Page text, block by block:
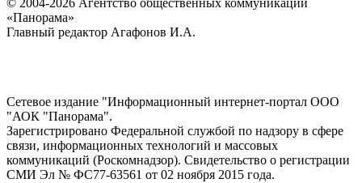
© 2004-2026 Агентство общественных коммуникаций
«Панорама»
Главный редактор Агафонов И.А.
Сетевое издание "Информационный интернет-портал ООО
"АОК "Панорама".
Зарегистрировано Федеральной службой по надзору в сфере
связи, информационных технологий и массовых
коммуникаций (Роскомнадзор). Cвидетельство о регистрации
СМИ Эл № ФС77-63561 от 02 ноября 2015 года.